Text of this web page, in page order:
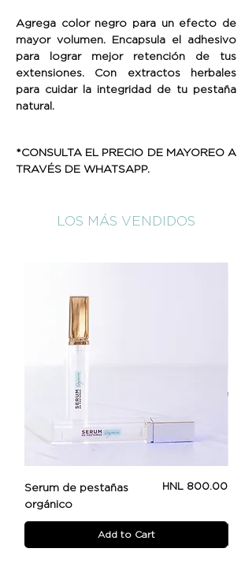
Agrega color negro para un efecto de
mayor volumen. Encapsula el adhesivo
para lograr mejor retención de tus
extensiones. Con extractos herbales
para cuidar la integridad de tu pestaña
natural.
*CONSULTA EL PRECIO DE MAYOREO A
TRAVÉS DE WHATSAPP.
LOS MÁS VENDIDOS
Serum de pestañas
orgánico
Price
HNL 800.00
Add to Cart